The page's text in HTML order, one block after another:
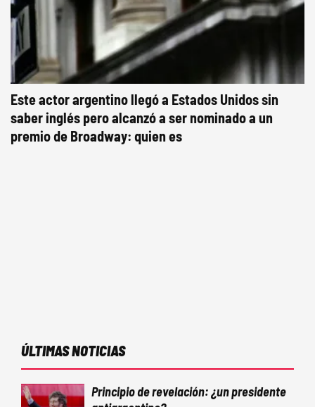
Este actor argentino llegó a Estados Unidos sin
saber inglés pero alcanzó a ser nominado a un
premio de Broadway: quien es
ÚLTIMAS NOTICIAS
Principio de revelación: ¿un presidente